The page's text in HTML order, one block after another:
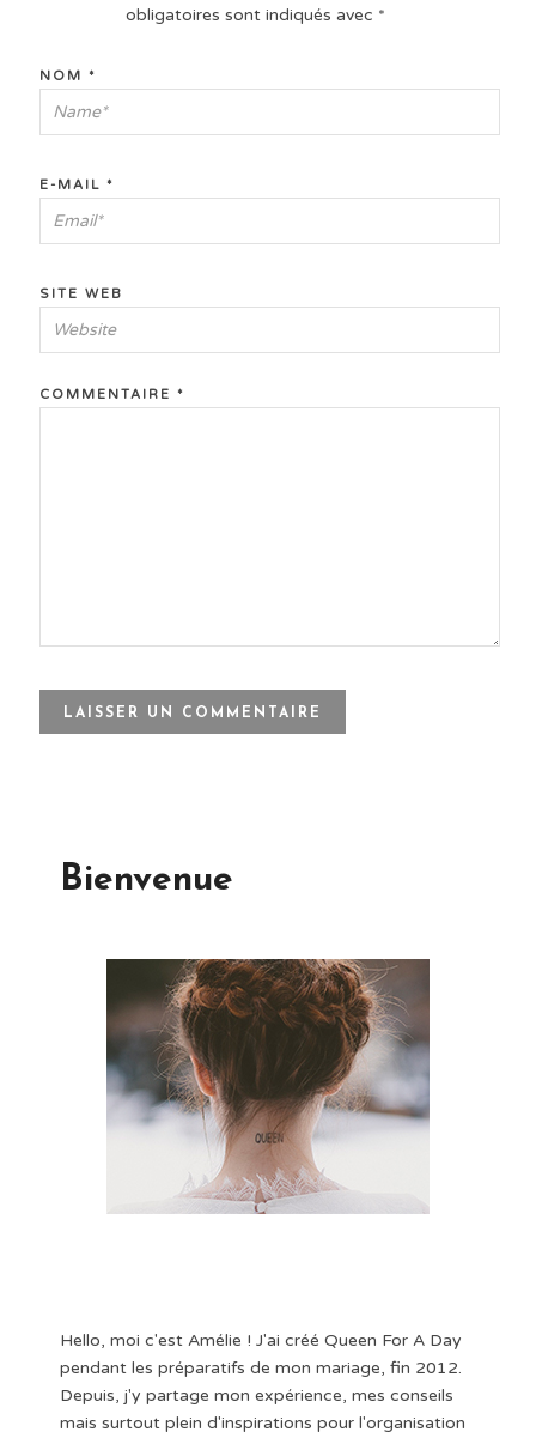
obligatoires sont indiqués avec *
NOM *
E-MAIL *
SITE WEB
COMMENTAIRE *
Bienvenue
Hello, moi c'est Amélie ! J'ai créé Queen For A Day
pendant les préparatifs de mon mariage, fin 2012.
Depuis, j'y partage mon expérience, mes conseils
mais surtout plein d'inspirations pour l'organisation